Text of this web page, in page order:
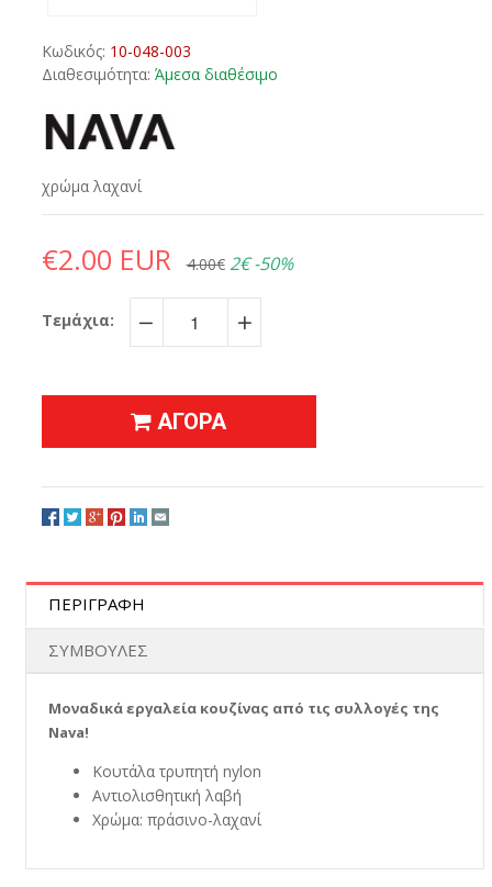
Κωδικός: 10-048-003
Διαθεσιμότητα: Άμεσα διαθέσιμο
χρώμα λαχανί
€2.00 EUR 4.00€ 2€ -50%
Τεμάχια:
− +
ΑΓΟΡΑ
ΠΕΡΙΓΡΑΦΗ
ΣΥΜΒΟΥΛΕΣ
Μοναδικά εργαλεία κουζίνας από τις συλλογές της
Nava!
Κουτάλα τρυπητή nylon
Αντιολισθητική λαβή
Χρώμα: πράσινο-λαχανί